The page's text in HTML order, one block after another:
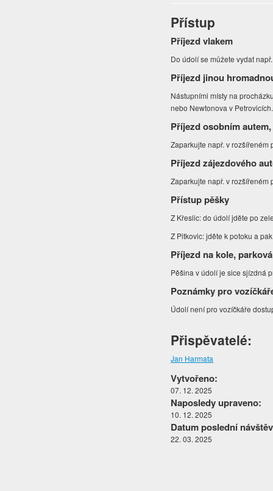
Přístup
Příjezd vlakem
Do údolí se můžete vydat
Příjezd jinou
Nástupními místy na
nebo Newtonova v
Příjezd osobním
Zaparkujte např. v rozšířeném
Příjezd zájezdového
Zaparkujte např. v rozšířeném
Přístup pěšky
Z Křeslic: do údolí jděte po
Z Pitkovic: jděte k potoku a
Příjezd na kole,
Pěšina v údolí je sice sjízdná
Poznámky pro
Údolí není pro vozíčkáře
Přispěvatelé:
Jan Harmata
Vytvořeno:
07. 12. 2025
Naposledy upraveno:
10. 12. 2025
Datum poslední
22. 03. 2025